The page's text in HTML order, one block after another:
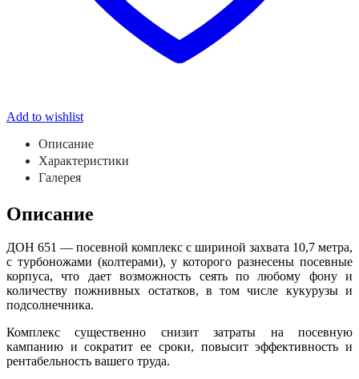
Add to wishlist
Описание
Характеристики
Галерея
Описание
ДОН 651 — посевной комплекс с шириной захвата 10,7 метра,
с турбоножами (колтерами), у которого разнесены посевные
корпуса, что дает возможность сеять по любому фону и
количеству пожнивных остатков, в том числе кукурузы и
подсолнечника.
Комплекс существенно снизит затраты на посевную
кампанию и сократит ее сроки, повысит эффективность и
рентабельность вашего труда.